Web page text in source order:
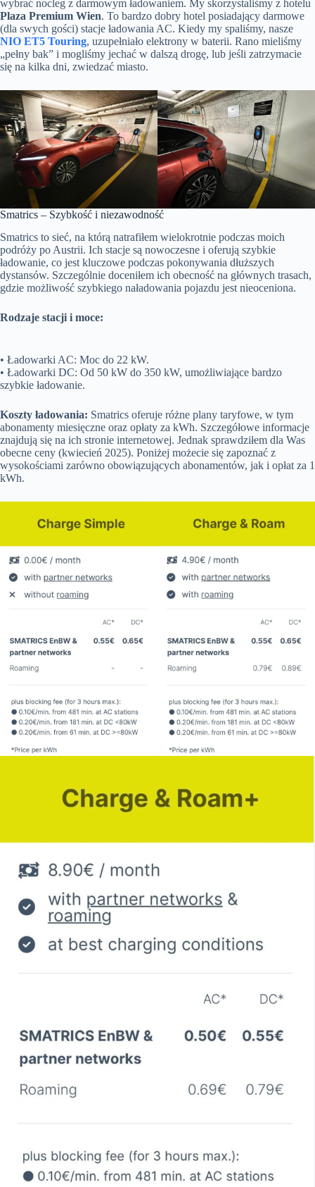
wybrać nocleg z darmowym ładowaniem. My skorzystaliśmy z hotelu
Plaza Premium Wien. To bardzo dobry hotel posiadający darmowe
(dla swych gości) stacje ładowania AC. Kiedy my spaliśmy, nasze
NIO ET5 Touring, uzupełniało elektrony w baterii. Rano mieliśmy
„pełny bak” i mogliśmy jechać w dalszą drogę, lub jeśli zatrzymacie
się na kilka dni, zwiedzać miasto.
Smatrics – Szybkość i niezawodność
Smatrics to sieć, na którą natrafiłem wielokrotnie podczas moich
podróży po Austrii. Ich stacje są nowoczesne i oferują szybkie
ładowanie, co jest kluczowe podczas pokonywania dłuższych
dystansów. Szczególnie doceniłem ich obecność na głównych trasach,
gdzie możliwość szybkiego naładowania pojazdu jest nieoceniona.
Rodzaje stacji i moce:
• Ładowarki AC: Moc do 22 kW.
• Ładowarki DC: Od 50 kW do 350 kW, umożliwiające bardzo
szybkie ładowanie.
Koszty ładowania: Smatrics oferuje różne plany taryfowe, w tym
abonamenty miesięczne oraz opłaty za kWh. Szczegółowe informacje
znajdują się na ich stronie internetowej. Jednak sprawdziłem dla Was
obecne ceny (kwiecień 2025). Poniżej możecie się zapoznać z
wysokościami zarówno obowiązujących abonamentów, jak i opłat za 1
kWh.